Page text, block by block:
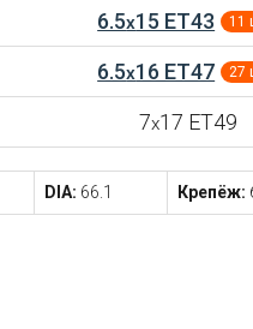
6.5x15 ET43 11
6.5x16 ET47 27
7x17 ET49
DIA: 66.1 Крепёж: